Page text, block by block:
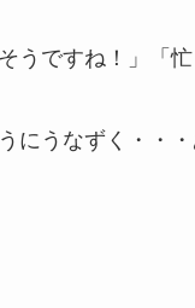
ですね！」「忙
うなずく・・・